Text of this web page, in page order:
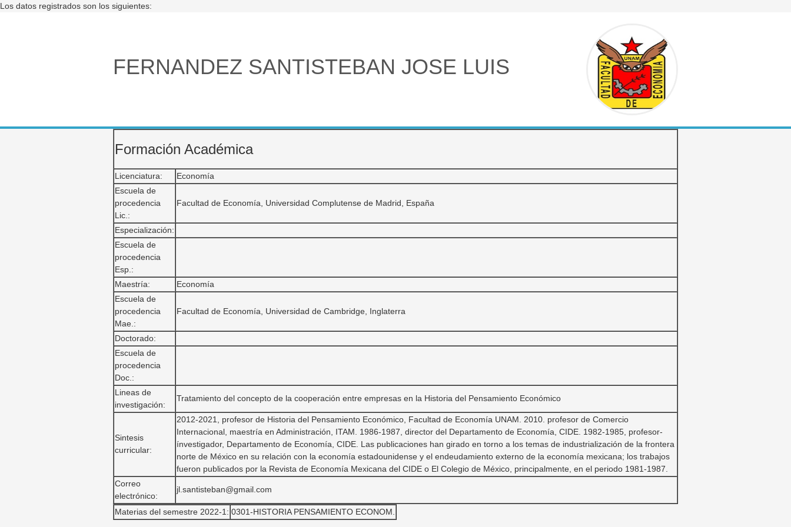
Los datos registrados son los siguientes:
FERNANDEZ SANTISTEBAN JOSE LUIS
Formación Académica
Licenciatura:
Economía
Escuela de
procedencia
Lic.:
Facultad de Economía, Universidad Complutense de Madrid, España
Especialización:
Escuela de
procedencia
Esp.:
Maestría:
Economía
Escuela de
procedencia
Mae.:
Facultad de Economía, Universidad de Cambridge, Inglaterra
Doctorado:
Escuela de
procedencia
Doc.:
Lineas de
investigación:
Tratamiento del concepto de la cooperación entre empresas en la Historia del Pensamiento Económico
Sintesis
curricular:
2012-2021, profesor de Historia del Pensamiento Económico, Facultad de Economía UNAM. 2010. profesor de Comercio
Internacional, maestría en Administración, ITAM. 1986-1987, director del Departamento de Economía, CIDE. 1982-1985, profesor-
ínvestigador, Departamento de Economía, CIDE. Las publicaciones han girado en torno a los temas de industrialización de la frontera
norte de México en su relación con la economía estadounidense y el endeudamiento externo de la economía mexicana; los trabajos
fueron publicados por la Revista de Economía Mexicana del CIDE o El Colegio de México, principalmente, en el periodo 1981-1987.
Correo
electrónico:
jl.santisteban@gmail.com
Materias del semestre 2022-1: 0301-HISTORIA PENSAMIENTO ECONOM.